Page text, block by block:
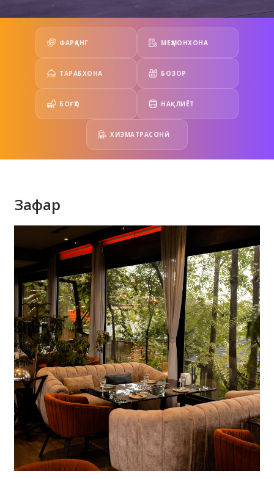
ФАРҲАНГ МЕҲМОНХОНА
ТАРАБХОНА БОЗОР
БОҒҲО НАҚЛИЁТ
ХИЗМАТРАСОНӢ
Зафар